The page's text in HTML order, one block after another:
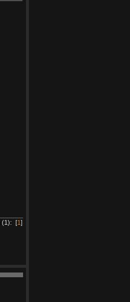
(1): [1]